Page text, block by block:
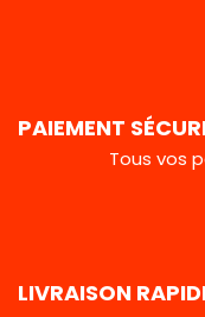
PAIEMENT
Tous vos
LIVRAISON